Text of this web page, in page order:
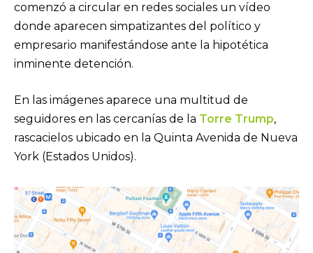
comenzó a circular en redes sociales un vídeo
donde aparecen simpatizantes del político y
empresario manifestándose ante la hipotética
inminente detención.
En las imágenes aparece una multitud de
seguidores en las cercanías de la Torre Trump,
rascacielos ubicado en la Quinta Avenida de Nueva
York (Estados Unidos).